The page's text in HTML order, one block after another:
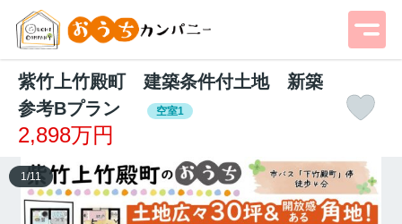
紫竹上竹殿町 建築条件付土地 新築
参考Bプラン
空室1
2,898万円
1 /11